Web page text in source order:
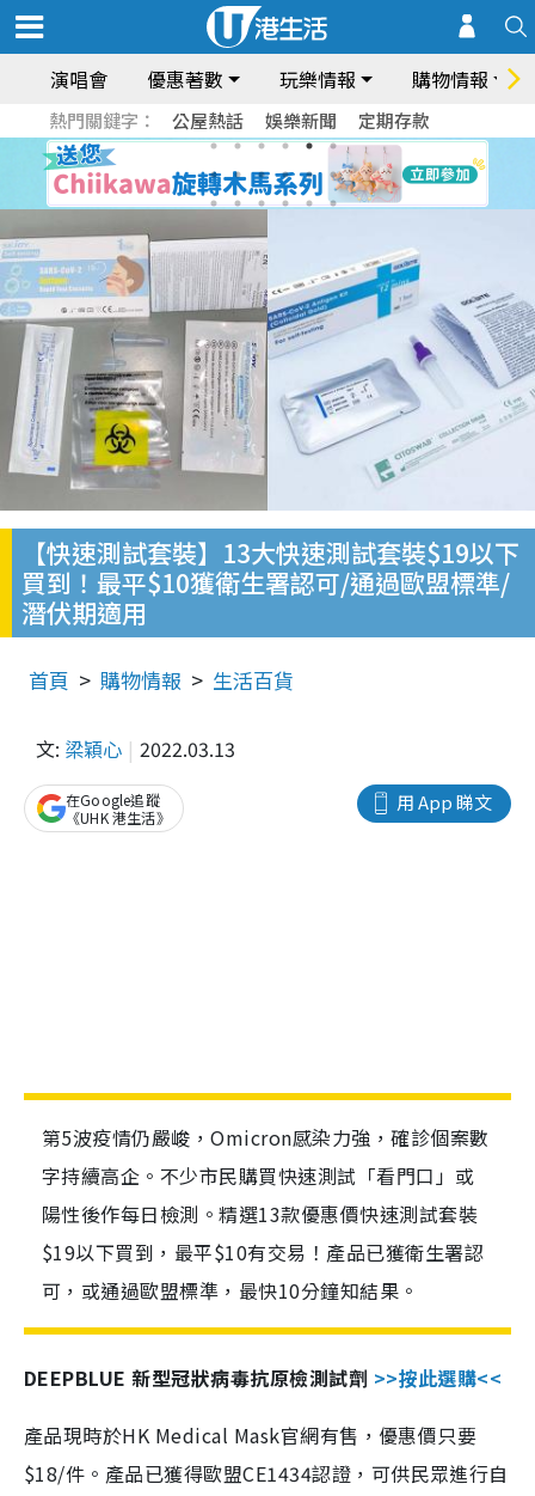
演唱會 優惠著數 玩樂情報 購物情報
熱門關鍵字： 公屋熱話 娛樂新聞 定期存款
【快速測試套裝】13大快速測試套裝$19以下
買到！最平$10獲衛生署認可/通過歐盟標準/
潛伏期適用
首頁 購物情報 生活百貨
文: 梁穎心 2022.03.13
用 App 睇文
在Google追蹤
《UHK 港生活》
第5波疫情仍嚴峻，Omicron感染力強，確診個案數
字持續高企。不少市民購買快速測試「看門口」或
陽性後作每日檢測。精選13款優惠價快速測試套裝
$19以下買到，最平$10有交易！產品已獲衛生署認
可，或通過歐盟標準，最快10分鐘知結果。
DEEPBLUE 新型冠狀病毒抗原檢測試劑 >>按此選購<<
產品現時於HK Medical Mask官網有售，優惠價只要
$18/件。產品已獲得歐盟CE1434認證，可供民眾進行自